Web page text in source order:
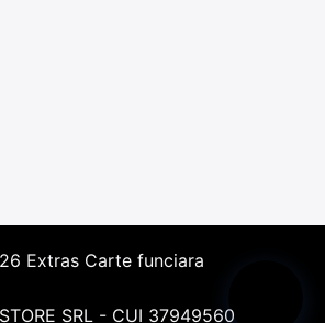
Extras Carte funciara
SRL - CUI 37949560